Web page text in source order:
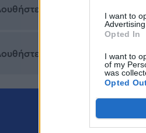
I want to
Advertising.
Opted In
I want to
of my
was
Opted
το Mad.gr στο Google
το Mad.gr στο MSN
Μοιράσου